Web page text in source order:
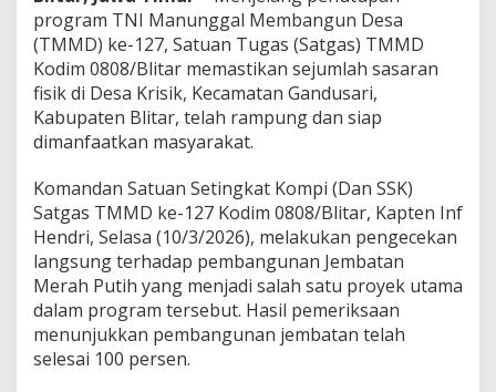
n
R
u
m
a
h
W
r
g
a
d
i
D
e
s
program TNI Manunggal Membangun Desa
(TMMD) ke-127, Satuan Tugas (Satgas) TMMD
Kodim 0808/Blitar memastikan sejumlah sasaran
fisik di Desa Krisik, Kecamatan Gandusari,
Kabupaten Blitar, telah rampung dan siap
dimanfaatkan masyarakat.
Komandan Satuan Setingkat Kompi (Dan SSK)
Satgas TMMD ke-127 Kodim 0808/Blitar, Kapten Inf
Hendri, Selasa (10/3/2026), melakukan pengecekan
langsung terhadap pembangunan Jembatan
Merah Putih yang menjadi salah satu proyek utama
dalam program tersebut. Hasil pemeriksaan
menunjukkan pembangunan jembatan telah
selesai 100 persen.